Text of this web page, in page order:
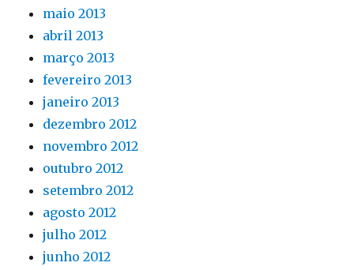
maio 2013
abril 2013
março 2013
fevereiro 2013
janeiro 2013
dezembro 2012
novembro 2012
outubro 2012
setembro 2012
agosto 2012
julho 2012
junho 2012